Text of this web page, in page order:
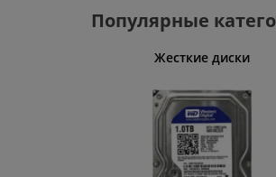
Популярные
Жесткие диски